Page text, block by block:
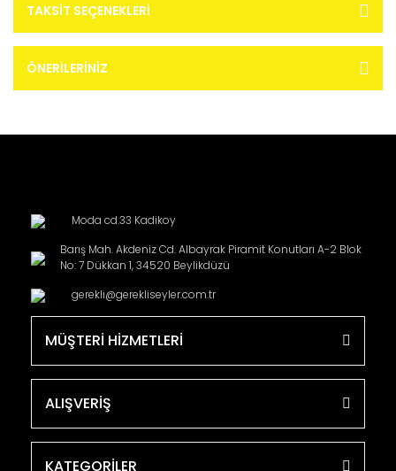
TAKSIT SEÇENEKLERI
ÖNERILERINIZ
Moda cd.33 Kadikoy
Barış Mah. Akdeniz Cd. Albayrak Piramit Konutları A-2 Blok
No: 7 Dükkan 1, 34520 Beylikdüzü
gerekli@gerekliseyler.com.tr
MÜŞTERİ HİZMETLERİ
ALIŞVERİŞ
KATEGORİLER